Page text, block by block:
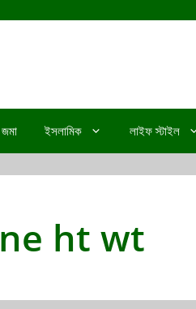
ইসলামিক লাইফ স্টাইল
ht wt